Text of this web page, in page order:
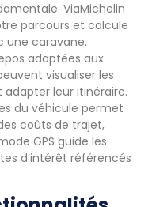
ViaMichelin
parcours et calcule
une caravane.
adaptées aux
visualiser les
leur itinéraire.
du véhicule permet
coûts de trajet,
GPS guide les
d’intérêt référencés